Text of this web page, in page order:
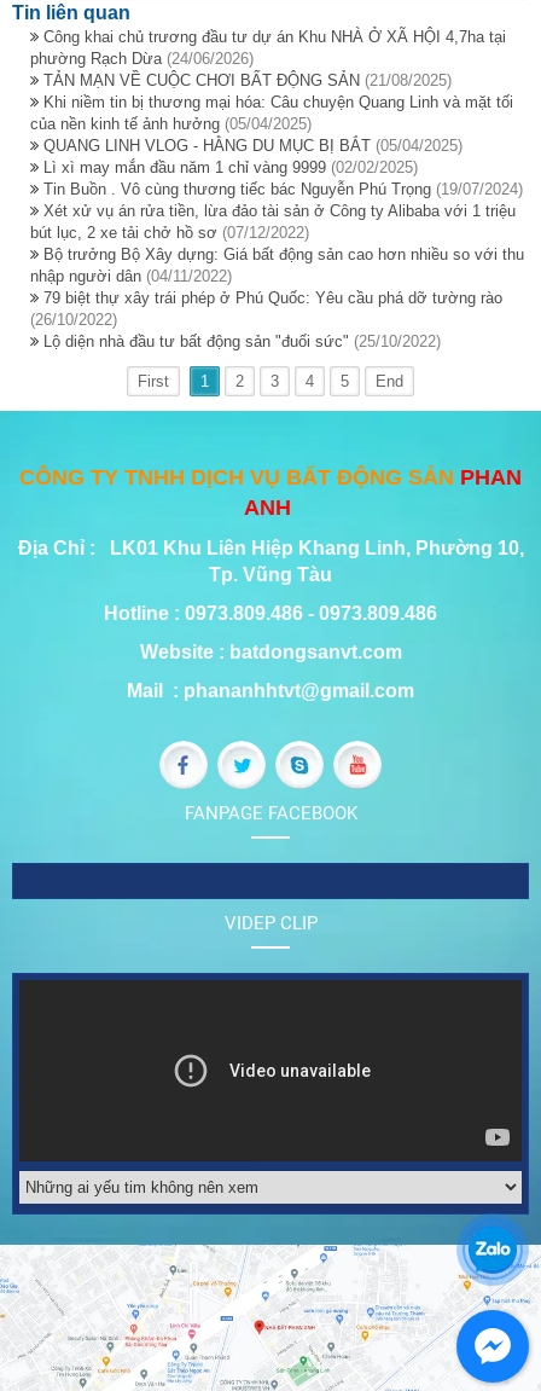
Tin liên quan
Công khai chủ trương đầu tư dự án Khu NHÀ Ở XÃ HỘI 4,7ha tại
phường Rạch Dừa (24/06/2026)
TẢN MẠN VỀ CUỘC CHƠI BẤT ĐỘNG SẢN (21/08/2025)
Khi niềm tin bị thương mại hóa: Câu chuyện Quang Linh và mặt tối
của nền kinh tế ảnh hưởng (05/04/2025)
QUANG LINH VLOG - HẰNG DU MỤC BỊ BẮT (05/04/2025)
Lì xì may mắn đầu năm 1 chỉ vàng 9999 (02/02/2025)
Tin Buồn . Vô cùng thương tiếc bác Nguyễn Phú Trọng (19/07/2024)
Xét xử vụ án rửa tiền, lừa đảo tài sản ở Công ty Alibaba với 1 triệu
bút lục, 2 xe tải chở hồ sơ (07/12/2022)
Bộ trưởng Bộ Xây dựng: Giá bất động sản cao hơn nhiều so với thu
nhập người dân (04/11/2022)
79 biệt thự xây trái phép ở Phú Quốc: Yêu cầu phá dỡ tường rào
(26/10/2022)
Lộ diện nhà đầu tư bất động sản "đuối sức" (25/10/2022)
First 1 2 3 4 5 End
CÔNG TY TNHH DỊCH VỤ BẤT ĐỘNG SẢN PHAN
ANH
Địa Chỉ : LK01 Khu Liên Hiệp Khang Linh, Phường 10,
Tp. Vũng Tàu
Hotline : 0973.809.486 - 0973.809.486
Website : batdongsanvt.com
Mail : phananhhtvt@gmail.com
FANPAGE FACEBOOK
VIDEP CLIP